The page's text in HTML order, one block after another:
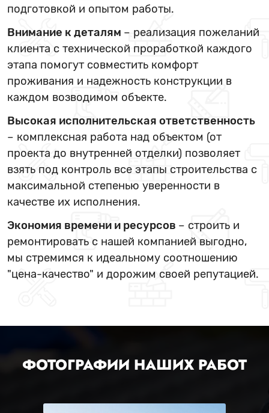
подготовкой и опытом работы.
Внимание к деталям – реализация пожеланий
клиента с технической проработкой каждого
этапа помогут совместить комфорт
проживания и надежность конструкции в
каждом возводимом объекте.
Высокая исполнительская ответственность
– комплексная работа над объектом (от
проекта до внутренней отделки) позволяет
взять под контроль все этапы строительства с
максимальной степенью уверенности в
качестве их исполнения.
Экономия времени и ресурсов – строить и
ремонтировать с нашей компанией выгодно,
мы стремимся к идеальному соотношению
"цена-качество" и дорожим своей репутацией.
ФОТОГРАФИИ НАШИХ РАБОТ